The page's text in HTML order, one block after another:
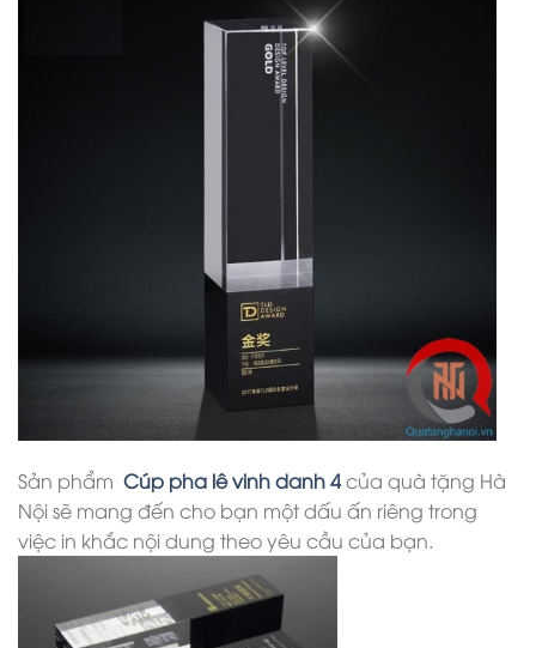
Sản phẩm Cúp pha lê vinh danh 4của quà tặng Hà
Nội sẽ mang đến cho bạn một dấu ấn riêng trong
việc in khắc nội dung theo yêu cầu của bạn.